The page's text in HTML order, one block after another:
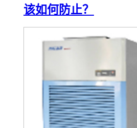
该如何防止？